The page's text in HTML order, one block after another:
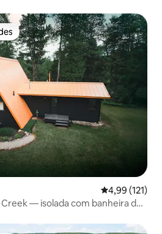
dos hóspedes
4,99 de uma
4,99 (121)
— isolada com banheira de